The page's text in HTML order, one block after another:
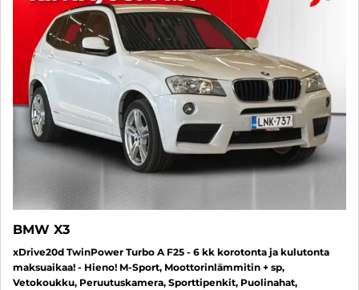
BMW X3
xDrive20d TwinPower Turbo A F25 - 6 kk korotonta ja kulutonta
maksuaikaa! - Hieno! M-Sport, Moottorinlämmitin + sp,
Vetokoukku, Peruutuskamera, Sporttipenkit, Puolinahat,